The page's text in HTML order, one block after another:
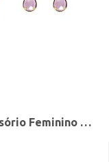
Kit Relógio + Acessório Feminino DOURADO